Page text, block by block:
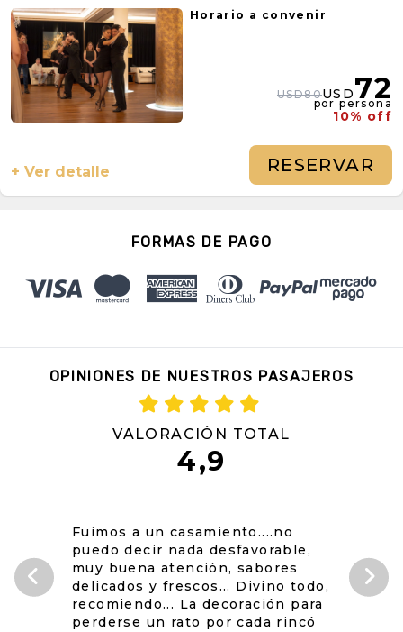
Horario a convenir
USD80USD72
por persona
10% off
+ Ver detalle RESERVAR
FORMAS DE PAGO
OPINIONES DE NUESTROS PASAJEROS
VALORACIÓN TOTAL
4,9
Fuimos a un casamiento....no
puedo decir nada desfavorable,
muy buena atención, sabores
delicados y frescos... Divino todo,
recomiendo... La decoración para
perderse un rato por cada rincó